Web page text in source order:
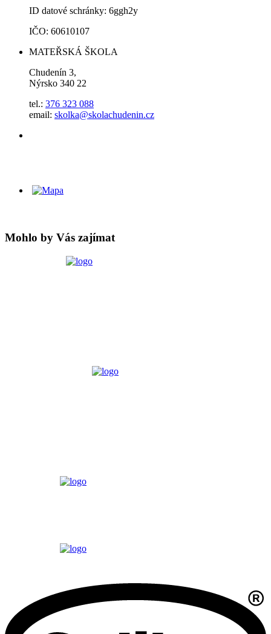
ID datové schránky: 6ggh2y
IČO: 60610107
MATEŘSKÁ ŠKOLA
Chudenín 3,
Nýrsko 340 22
tel.: 376 323 088
email: skolka@skolachudenin.cz
Mohlo by Vás zajímat